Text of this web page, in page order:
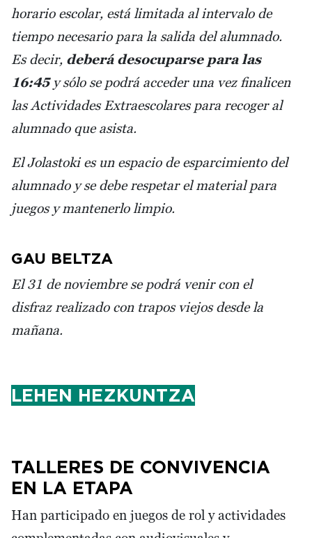
horario escolar, está limitada al intervalo de
tiempo necesario para la salida del alumnado.
Es decir, deberá desocuparse para las
16:45 y sólo se podrá acceder una vez finalicen
las Actividades Extraescolares para recoger al
alumnado que asista.
El Jolastoki es un espacio de esparcimiento del
alumnado y se debe respetar el material para
juegos y mantenerlo limpio.
GAU BELTZA
El 31 de noviembre se podrá venir con el
disfraz realizado con trapos viejos desde la
mañana.
LEHEN HEZKUNTZA
TALLERES DE CONVIVENCIA
EN LA ETAPA
Han participado en juegos de rol y actividades